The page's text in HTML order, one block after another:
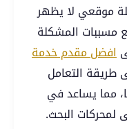
موقعي لا يظهر
مسببات المشكلة
افضل مقدم خدمة
التعامل
مما يساعد في
البحث.